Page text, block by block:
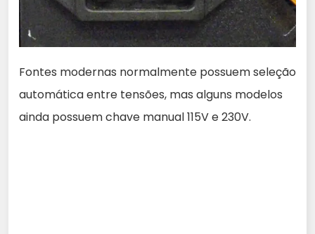
Fontes modernas normalmente possuem seleção
automática entre tensões, mas alguns modelos
ainda possuem chave manual 115V e 230V.